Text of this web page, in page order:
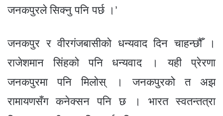
जनकपुरले सिक्नु पनि पर्छ ।’
जनकपुर र वीरगंजबासीको धन्यवाद दिन चाहन्छौँ ।
राजेशमान सिंहको पनि धन्यवाद । यही प्रेरणा
जनकपुरमा पनि मिलोस् । जनकपुरको त अझ
रामायणसँग कनेक्सन पनि छ । भारत स्वतन्तत्रा